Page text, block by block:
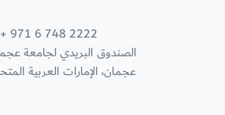
+ 971 6 748 2222
الصندوق البريدي لجامعة
عجمان، الإمارات العربية